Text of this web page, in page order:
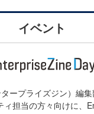
イベント
ープライズジン）編
ィ担当の方々向けに、